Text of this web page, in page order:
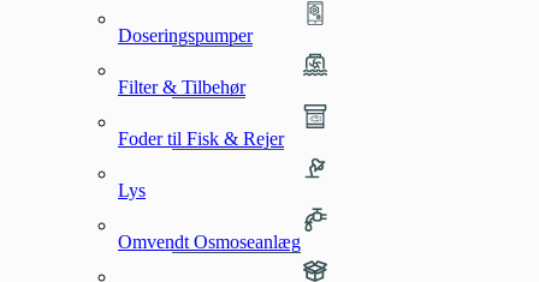
Doseringspumper
Filter & Tilbehør
Foder til Fisk & Rejer
Lys
Omvendt Osmoseanlæg